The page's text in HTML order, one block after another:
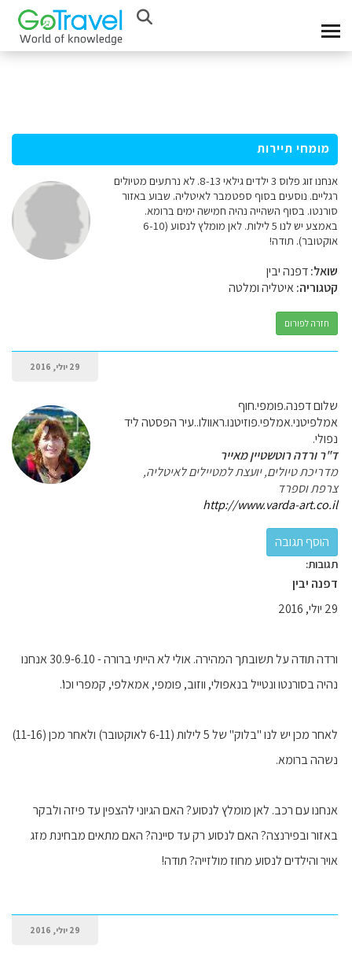
מומחי תיירות
אנחנו זוג פלוס 3 ילדים גילאי 8-13. לא נרתעים מטיולים
רגליים. נוסעים בסוף ספטמבר לאיטליה. שבוע באזור
סורנטו. בסוף השהייה נהיה חמישה ימים ברומא.
באמצע יש לנו 5 לילות. לאן מומלץ לנסוע (6-10
אוקטובר). תודה!
שואל:דפנה יבין
קטגוריה:איטליה ומלטה
חזרה לפורום
29 יולי, 2016
שלום דפנה.פומפי.חוף
אמלפיטני.אמלפי.פוזיטנו.ראוולו..עיר הפסטה ליד
נפולי.
ד"ר ורדה רוטשטיין מאייר
מדריכת טיולים, יועצת למטיילים לאיטליה,
צרפת וספרד
http://www.varda-art.co.il
תגובות:
דפנה יבין
29 יולי, 2016
ורדה תודה על תשובתך המהירה. אולי לא הייתי ברורה - 30.9-6.10 אנחנו
נהיה בסורנטו ונטייל בנאפולי, ווזוב, פומפי, אמאלפי, קמפרי וכו'.
לאחר מכן יש לנו "בלוק" של 5 לילות (6-11 לאוקטובר) ולאחר מכן (11-16)
נשהה ברומא.
אנחנו עם רכב. לאן מומלץ לנסוע? האם הגיוני להצפין עד פיזה ולבקר
באזור ובפירנצה? האם לנסוע רק עד סיינה? האם מתאים מבחינת מזג
אויר והילדים לנסוע מחוז מולזייה? תודה!
29 יולי, 2016